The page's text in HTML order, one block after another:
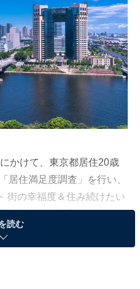
かけて、東京都居住20歳
居住満足度調査」を行い、
街の幸福度＆住み続けたい
）」のランキングを紹介し
を統合した場合は、駅名
読む